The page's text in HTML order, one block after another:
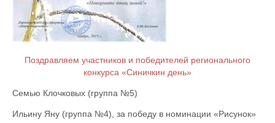
Поздравляем участников и победителей регионального
конкурса «Синичкин день»
Семью Клочковых (группа №5)
Ильину Яну (группа №4), за победу в номинации «Рисунок»